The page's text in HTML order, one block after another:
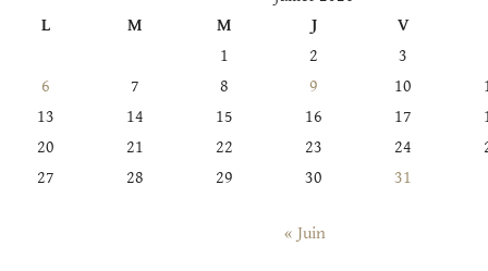
L
M M J
V
1
2
3
6
7 8 9 10
13
14 15 16 17
20
21 22 23 24
27
28 29 30 31
« Juin